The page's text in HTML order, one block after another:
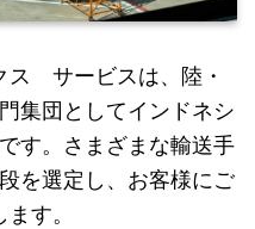
サービスは、陸・
集団としてインドネシ
す。さまざまな輸送手
を選定し、お客様にご
す。